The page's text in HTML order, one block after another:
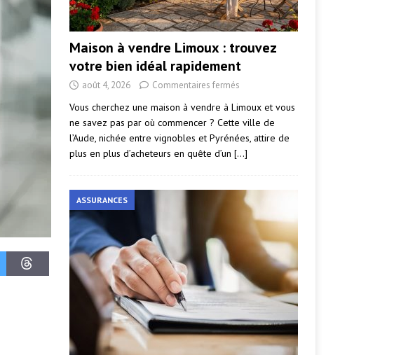
Maison à vendre Limoux : trouvez
votre bien idéal rapidement
août 4, 2026 Commentaires fermés
Vous cherchez une maison à vendre à Limoux et vous
ne savez pas par où commencer ? Cette ville de
l’Aude, nichée entre vignobles et Pyrénées, attire de
plus en plus d’acheteurs en quête d’un […]
ASSURANCES